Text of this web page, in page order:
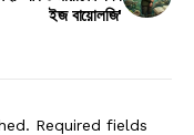
ইজ বায়োলজি'
Required fields